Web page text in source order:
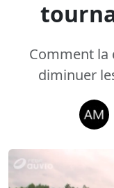
Comment la
diminuer